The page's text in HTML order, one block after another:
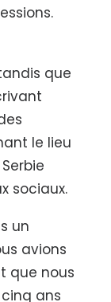
que
le lieu
sociaux.
un
avions
que nous
ans